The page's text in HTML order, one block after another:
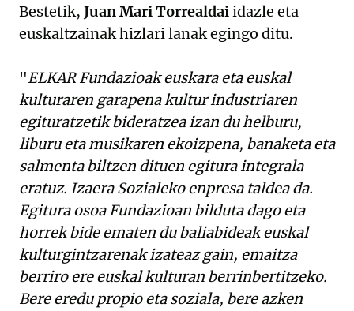
Bestetik, Juan Mari Torrealdaiidazle eta
euskaltzainak hizlari lanak egingo ditu.
"ELKAR Fundazioak euskara eta euskal
kulturaren garapena kultur industriaren
egituratzetik bideratzea izan du helburu,
liburu eta musikaren ekoizpena, banaketa eta
salmenta biltzen dituen egitura integrala
eratuz. Izaera Sozialeko enpresa taldea da.
Egitura osoa Fundazioan bilduta dago eta
horrek bide ematen du baliabideak euskal
kulturgintzarenak izateaz gain, emaitza
berriro ere euskal kulturan berrinbertitzeko.
Bere eredu propio eta soziala, bere azken